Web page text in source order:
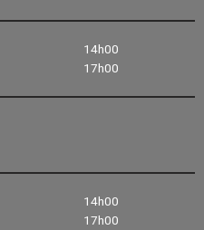
14h00
17h00
14h00
17h00